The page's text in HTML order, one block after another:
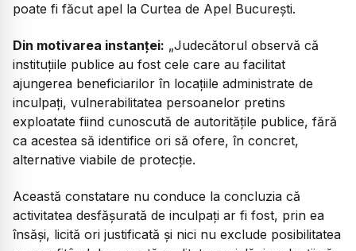
poate fi făcut apel la Curtea de Apel București.
Din motivarea instanței: „Judecătorul observă că
instituțiile publice au fost cele care au facilitat
ajungerea beneficiarilor în locațiile administrate de
inculpați, vulnerabilitatea persoanelor pretins
exploatate fiind cunoscută de autoritățile publice, fără
ca acestea să identifice ori să ofere, în concret,
alternative viabile de protecție.
Această constatare nu conduce la concluzia că
activitatea desfășurată de inculpați ar fi fost, prin ea
însăși, licită ori justificată și nici nu exclude posibilitatea